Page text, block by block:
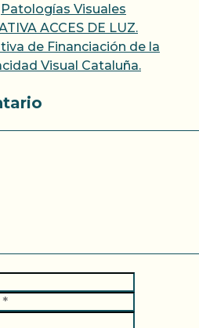
Patologías Visuales
ACCES DE LUZ.
de Financiación de la
Visual Cataluña.